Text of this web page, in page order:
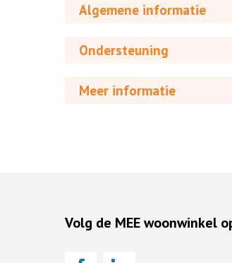
Algemene informatie
Ondersteuning
Meer informatie
Volg de MEE woonwinkel